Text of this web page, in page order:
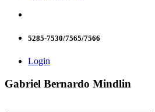
5285-7530/7565/7566
Login
Gabriel Bernardo Mindlin